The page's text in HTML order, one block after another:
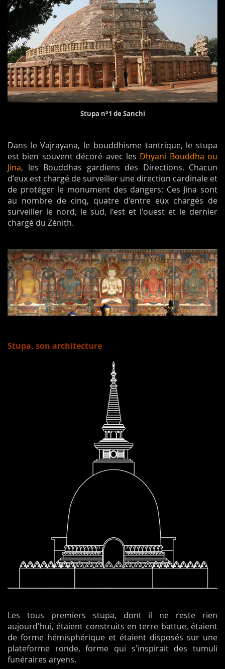
Stupa n°1 de Sanchi
Dans le Vajrayana, le bouddhisme tantrique, le stupa
est bien souvent décoré avec les Dhyani Bouddha ou
Jina, les Bouddhas gardiens des Directions. Chacun
d'eux est chargé de surveiller une direction cardinale et
de protéger le monument des dangers; Ces Jina sont
au nombre de cinq, quatre d'entre eux chargés de
surveiller le nord, le sud, l'est et l'ouest et le dernier
chargé du Zénith.
Stupa, son architecture
Les tous premiers stupa, dont il ne reste rien
aujourd'hui, étaient construits en terre battue, étaient
de forme hémisphérique et étaient disposés sur une
plateforme ronde, forme qui s'inspirait des tumuli
funéraires aryens.